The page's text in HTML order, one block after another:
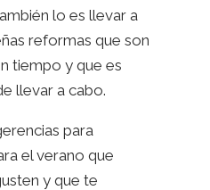
lo es llevar a
reformas que son
tiempo y que es
llevar a cabo.
para
el verano que
y que te